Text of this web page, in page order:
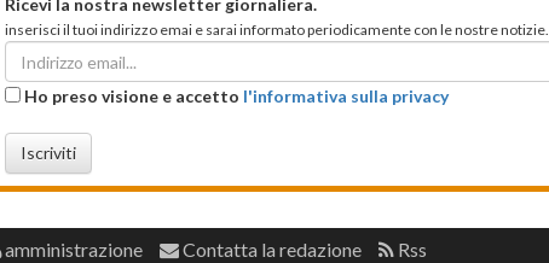
Ricevi la nostra newsletter giornaliera.
inserisci il tuoi indirizzo emai e sarai informato periodicamente con le nostre notizie.
Ho preso visione e accetto l'informativa sulla privacy
Iscriviti
amministrazione Contatta la redazione Rss